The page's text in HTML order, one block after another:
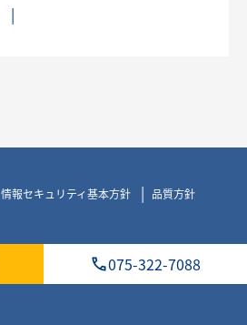
情報セキュリティ基本方針 品質方針
075-322-7088